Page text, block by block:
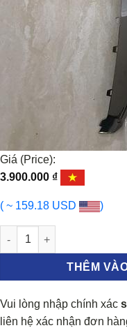
Giá (Price):
3.900.000 ₫
( ~ 159.18 USD )
ỐP XI MẠ CẢN TRƯỚC
THÊM
Vui lòng nhập chính xác
liên hệ xác nhận đơn